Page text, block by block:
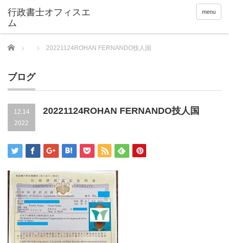
menu
Home 20221124ROHAN FERNANDO技人国
ブログ
12.14
2022
20221124ROHAN FERNANDO技人国